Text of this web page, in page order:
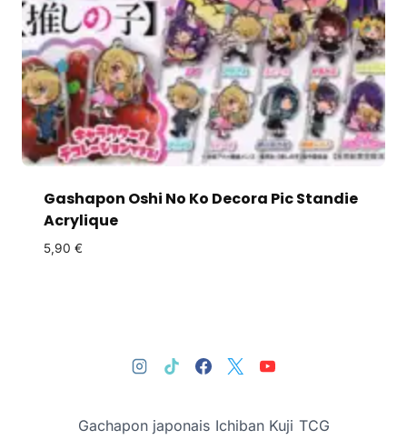
Gashapon Oshi No Ko Decora Pic Standie
Acrylique
5,90 €
Gachapon japonais Ichiban Kuji TCG